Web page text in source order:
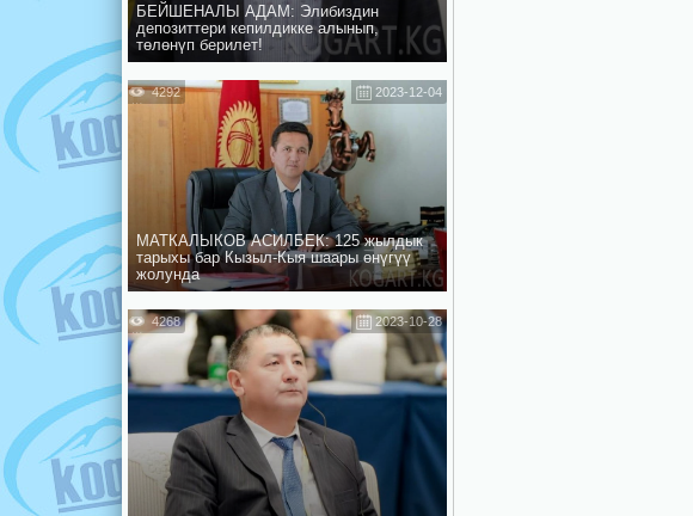
БЕЙШЕНАЛЫ АДАМ: Элибиздин
депозиттери кепилдикке алынып,
төлөнүп берилет!
2023-12-04
4292
МАТКАЛЫКОВ АСИЛБЕК: 125 жылдык
тарыхы бар Кызыл-Кыя шаары өнүгүү
жолунда
2023-10-28
4268